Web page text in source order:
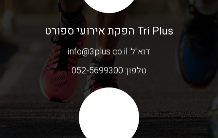
Tri Plus הפקת אירועי ספורט
דוא"ל: info@3plus.co.il
טלפון:052-5699300